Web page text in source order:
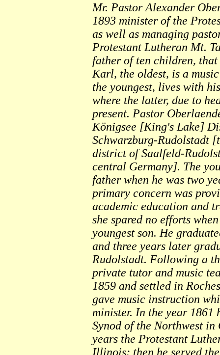
Mr. Pastor Alexander
1893 minister of the
as well as managing
Protestant Lutheran Mt.
father of ten children,
Karl, the oldest, is a
the youngest, lives with
where the latter, due to
present. Pastor
Königsee [King's Lake]
Schwarzburg-Rudolstadt
district of Saalfeld-
central Germany]. The
father when he was two
primary concern was
academic education and
she spared no efforts
youngest son. He
and three years later
Rudolstadt. Following a
private tutor and music
1859 and settled in
gave music instruction
minister. In the year 1861
Synod of the Northwest
years the Protestant
Illinois; then he served